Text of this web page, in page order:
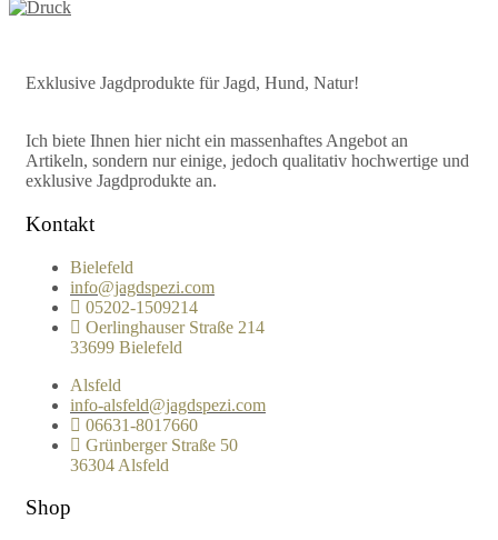
Exklusive Jagdprodukte für Jagd, Hund, Natur!
Ich biete Ihnen hier nicht ein massenhaftes Angebot an
Artikeln, sondern nur einige, jedoch qualitativ hochwertige und
exklusive Jagdprodukte an.
Kontakt
Bielefeld
info@jagdspezi.com
05202-1509214
Oerlinghauser Straße 214
33699 Bielefeld
Alsfeld
info-alsfeld@jagdspezi.com
06631-8017660
Grünberger Straße 50
36304 Alsfeld
Shop